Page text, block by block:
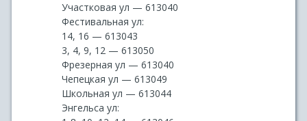
Участковая ул — 613040
Фестивальная ул:
14, 16 — 613043
3, 4, 9, 12 — 613050
Фрезерная ул — 613040
Чепецкая ул — 613049
Школьная ул — 613044
Энгельса ул: